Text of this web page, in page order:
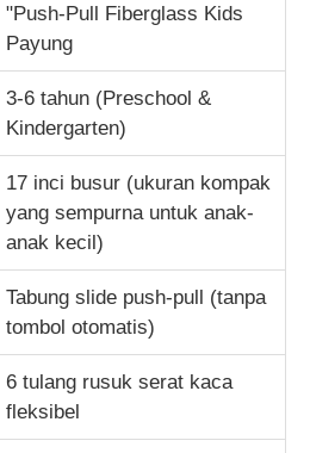
"Push-Pull Fiberglass Kids
Payung
3-6 tahun (Preschool &
Kindergarten)
17 inci busur (ukuran kompak
yang sempurna untuk anak-
anak kecil)
Tabung slide push-pull (tanpa
tombol otomatis)
6 tulang rusuk serat kaca
fleksibel